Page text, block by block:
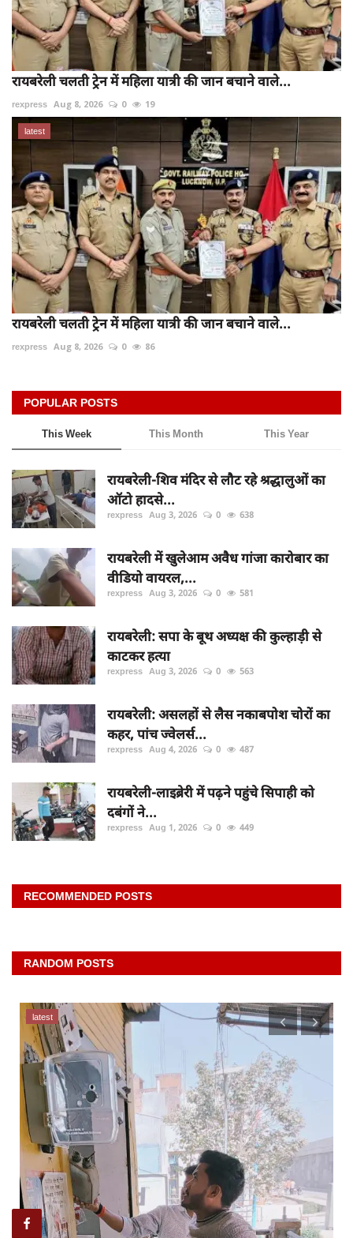
रायबरेली चलती ट्रेन में महिला यात्री की जान बचाने वाले...
rexpress Aug 8, 2026 0 19
latest
रायबरेली चलती ट्रेन में महिला यात्री की जान बचाने वाले...
rexpress Aug 8, 2026 0 86
POPULAR POSTS
This Week This Month This Year
रायबरेली-शिव मंदिर से लौट रहे श्रद्धालुओं का
ऑटो हादसे...
rexpress Aug 3, 2026 0 638
रायबरेली में खुलेआम अवैध गांजा कारोबार का
वीडियो वायरल,...
rexpress Aug 3, 2026 0 581
रायबरेली: सपा के बूथ अध्यक्ष की कुल्हाड़ी से
काटकर हत्या
rexpress Aug 3, 2026 0 563
रायबरेली: असलहों से लैस नकाबपोश चोरों का
कहर, पांच ज्वेलर्स...
rexpress Aug 4, 2026 0 487
रायबरेली-लाइब्रेरी में पढ़ने पहुंचे सिपाही को
दबंगों ने...
rexpress Aug 1, 2026 0 449
RECOMMENDED POSTS
RANDOM POSTS
latest
रायबरेली-होरैसा गाँव में मानकों को ताक पर रख कर कराया जा...
rexpress Jan 29, 2025 0 357